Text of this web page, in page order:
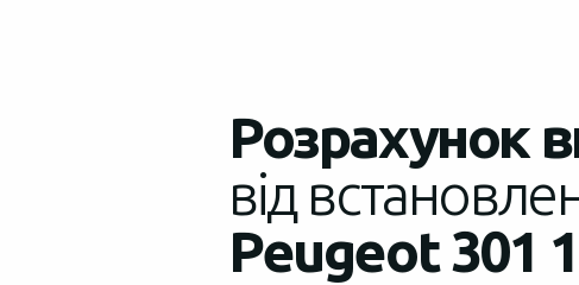
Розрахунок
від
Peugeot 301